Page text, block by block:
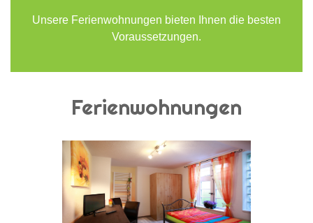
Unsere Ferienwohnungen bieten Ihnen die besten
Voraussetzungen.
Ferienwohnungen